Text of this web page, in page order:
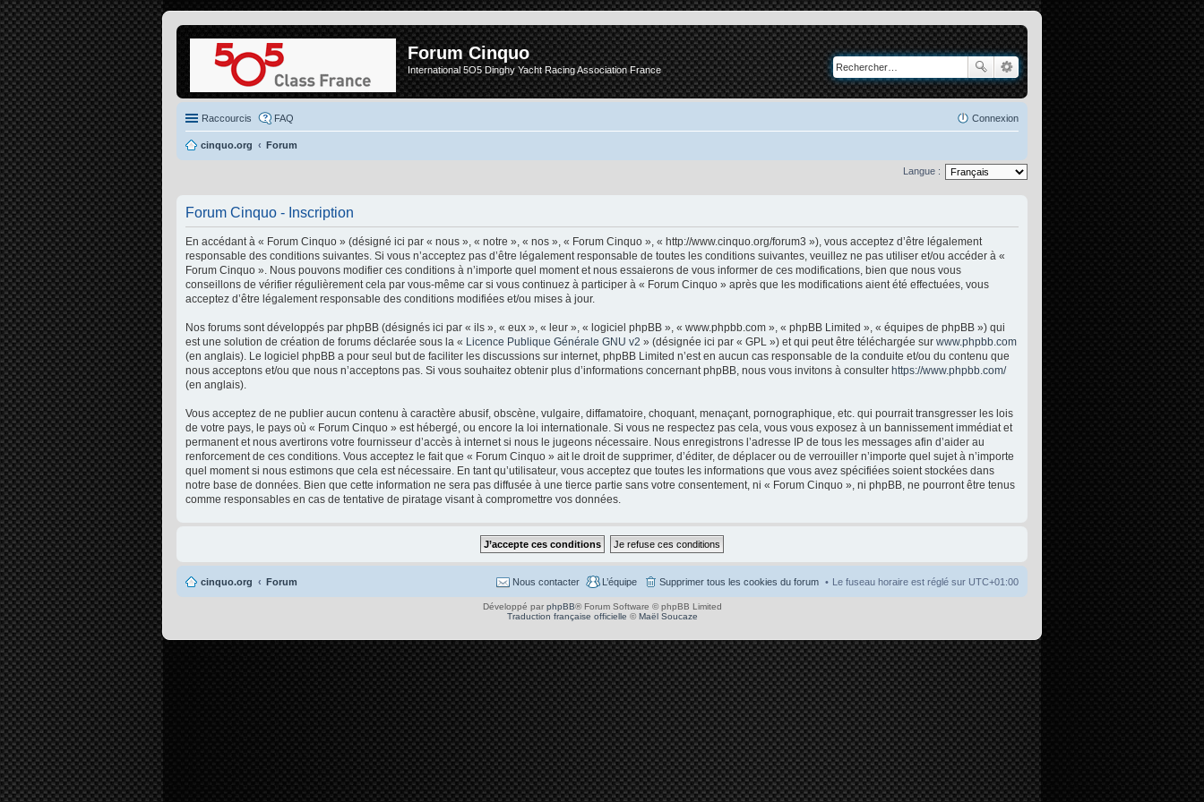
Forum Cinquo
International 5O5 Dinghy Yacht Racing Association France
Raccourcis FAQ Connexion
cinquo.org Forum
Langue :
Forum Cinquo - Inscription
En accédant à « Forum Cinquo » (désigné ici par « nous », « notre », « nos », « Forum Cinquo », « http://www.cinquo.org/forum3 »), vous acceptez d’être légalement
responsable des conditions suivantes. Si vous n’acceptez pas d’être légalement responsable de toutes les conditions suivantes, veuillez ne pas utiliser et/ou accéder à «
Forum Cinquo ». Nous pouvons modifier ces conditions à n’importe quel moment et nous essaierons de vous informer de ces modifications, bien que nous vous
conseillons de vérifier régulièrement cela par vous-même car si vous continuez à participer à « Forum Cinquo » après que les modifications aient été effectuées, vous
acceptez d’être légalement responsable des conditions modifiées et/ou mises à jour.
Nos forums sont développés par phpBB (désignés ici par « ils », « eux », « leur », « logiciel phpBB », « www.phpbb.com », « phpBB Limited », « équipes de phpBB ») qui
est une solution de création de forums déclarée sous la « Licence Publique Générale GNU v2 » (désignée ici par « GPL ») et qui peut être téléchargée sur www.phpbb.com
(en anglais). Le logiciel phpBB a pour seul but de faciliter les discussions sur internet, phpBB Limited n’est en aucun cas responsable de la conduite et/ou du contenu que
nous acceptons et/ou que nous n’acceptons pas. Si vous souhaitez obtenir plus d’informations concernant phpBB, nous vous invitons à consulter https://www.phpbb.com/
(en anglais).
Vous acceptez de ne publier aucun contenu à caractère abusif, obscène, vulgaire, diffamatoire, choquant, menaçant, pornographique, etc. qui pourrait transgresser les lois
de votre pays, le pays où « Forum Cinquo » est hébergé, ou encore la loi internationale. Si vous ne respectez pas cela, vous vous exposez à un bannissement immédiat et
permanent et nous avertirons votre fournisseur d’accès à internet si nous le jugeons nécessaire. Nous enregistrons l’adresse IP de tous les messages afin d’aider au
renforcement de ces conditions. Vous acceptez le fait que « Forum Cinquo » ait le droit de supprimer, d’éditer, de déplacer ou de verrouiller n’importe quel sujet à n’importe
quel moment si nous estimons que cela est nécessaire. En tant qu’utilisateur, vous acceptez que toutes les informations que vous avez spécifiées soient stockées dans
notre base de données. Bien que cette information ne sera pas diffusée à une tierce partie sans votre consentement, ni « Forum Cinquo », ni phpBB, ne pourront être tenus
comme responsables en cas de tentative de piratage visant à compromettre vos données.
cinquo.org Forum Le fuseau horaire est réglé sur UTC+01:00
Supprimer tous les cookies du forum
L’équipe
Nous contacter
Développé par phpBB® Forum Software © phpBB Limited
Traduction française officielle ©Maël Soucaze